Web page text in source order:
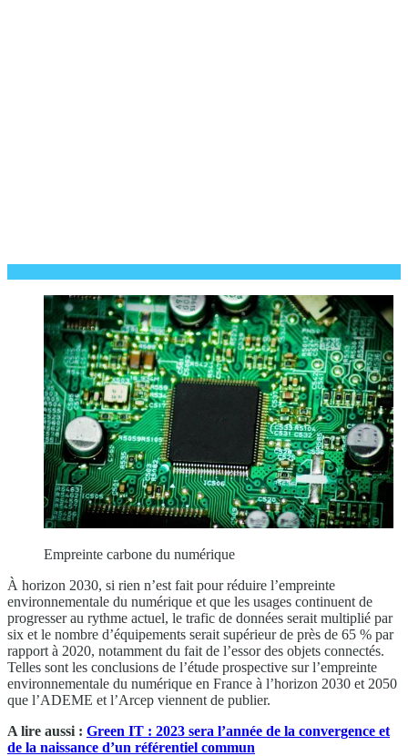
Empreinte carbone du numérique
À horizon 2030, si rien n’est fait pour réduire l’empreinte
environnementale du numérique et que les usages continuent de
progresser au rythme actuel, le trafic de données serait multiplié par
six et le nombre d’équipements serait supérieur de près de 65 % par
rapport à 2020, notamment du fait de l’essor des objets connectés.
Telles sont les conclusions de l’étude prospective sur l’empreinte
environnementale du numérique en France à l’horizon 2030 et 2050
que l’ADEME et l’Arcep viennent de publier.
A lire aussi : Green IT : 2023 sera l’année de la convergence et
de la naissance d’un référentiel commun